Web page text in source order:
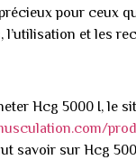
pour ceux
et les
Hcg 5000 I, le
savoir sur Hcg